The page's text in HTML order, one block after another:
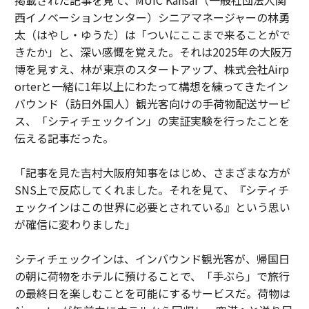
西イノベーションセンター）シニアマネージャーの林勇
太（はやし・ゆうた）は「ついにここまで来ることがで
きたか」と、深い感慨を覚えた。それは2025年の大阪万
博を見すえ、林が東京のスタートアップ、株式会社Airp
orterと一緒に1年以上にわたって構想を練ってきたイン
バウンド（訪日外国人）観光客向けの手荷物配送サービ
ス、「シティチェックイン」の実証実験を行ったことを
伝える記事だった。
「記事を見た吉村大阪府知事をはじめ、さまざまな方が
SNS上で反応してくれました。それを見て、『シティチ
ェックインはこの世界に必要とされている』という思い
が確信に変わりました」
シティチェックインは、インバウンド観光客が、帰国日
の朝に荷物をホテルに預けることで、「手ぶら」で旅行
の最終日を楽しむことを可能にするサービスだ。荷物は